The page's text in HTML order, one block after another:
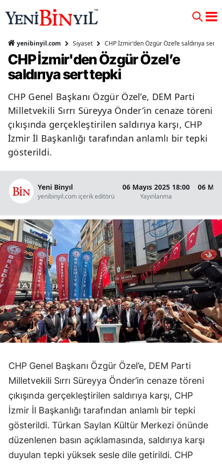
yenibinyil.com Siyaset CHP İzmir'den Özgür Özel’e saldırıya sert
CHP İzmir'den Özgür Özel’e
saldırıya sert tepki
CHP Genel Başkanı Özgür Özel’e, DEM Parti
Milletvekili Sırrı Süreyya Önder’in cenaze töreni
çıkışında gerçekleştirilen saldırıya karşı, CHP
İzmir İl Başkanlığı tarafından anlamlı bir tepki
gösterildi.
Yeni Binyıl
yenibinyil.com içerik editörü
06 Mayıs 2025 18:00
Yayınlanma
06
CHP Genel Başkanı Özgür Özel’e, DEM Parti
Milletvekili Sırrı Süreyya Önder’in cenaze töreni
çıkışında gerçekleştirilen saldırıya karşı, CHP
İzmir İl Başkanlığı tarafından anlamlı bir tepki
gösterildi. Türkan Saylan Kültür Merkezi önünde
düzenlenen basın açıklamasında, saldırıya karşı
duyulan tepki yüksek sesle dile getirildi. CHP